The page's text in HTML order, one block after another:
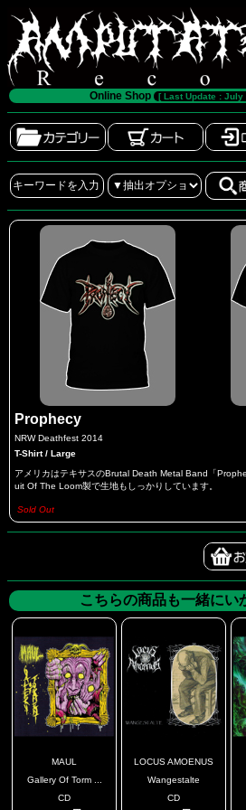
Online Shop [ Last Update : July
Prophecy
NRW Deathfest 2014
T-Shirt / Large
アメリカはテキサスのBrutal Death Metal Band「
uit Of The Loom製で生地もしっかりしています。
Sold Out
こちらの商品も一緒にい
MAUL
Gallery Of Torm ...
CD
LOCUS AMOENUS
Wangestalte
CD